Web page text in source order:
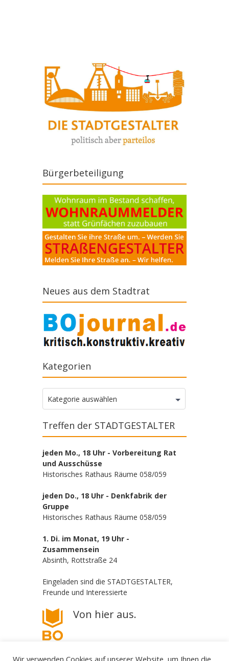
Bürgerbeteiligung
Neues aus dem Stadtrat
Kategorien
Kategorien
Kategorie auswählen
Treffen der STADTGESTALTER
jeden Mo., 18 Uhr - Vorbereitung Rat
und Ausschüsse
Historisches Rathaus Räume 058/059
jeden Do., 18 Uhr - Denkfabrik der
Gruppe
Historisches Rathaus Räume 058/059
1. Di. im Monat, 19 Uhr -
Zusammensein
Absinth, Rottstraße 24
Eingeladen sind die STADTGESTALTER,
Freunde und Interessierte
Von hier aus.
Wir verwenden Cookies auf unserer Website, um Ihnen die